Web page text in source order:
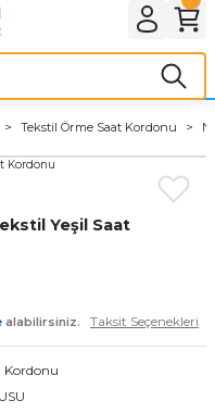
& ELEKTRİK
Tekstil Örme Saat Kordonu
Yeşil Saat
alabilirsiniz. Taksit Seçenekleri
Kordonu